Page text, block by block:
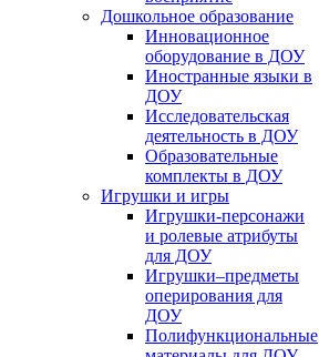
Дошкольное образование
Инновационное
оборудование в ДОУ
Иностранные языки в
ДОУ
Исследовательская
деятельность в ДОУ
Образовательные
комплекты в ДОУ
Игрушки и игры
Игрушки-персонажи
и ролевые атрибуты
для ДОУ
Игрушки–предметы
оперирования для
ДОУ
Полифункциональные